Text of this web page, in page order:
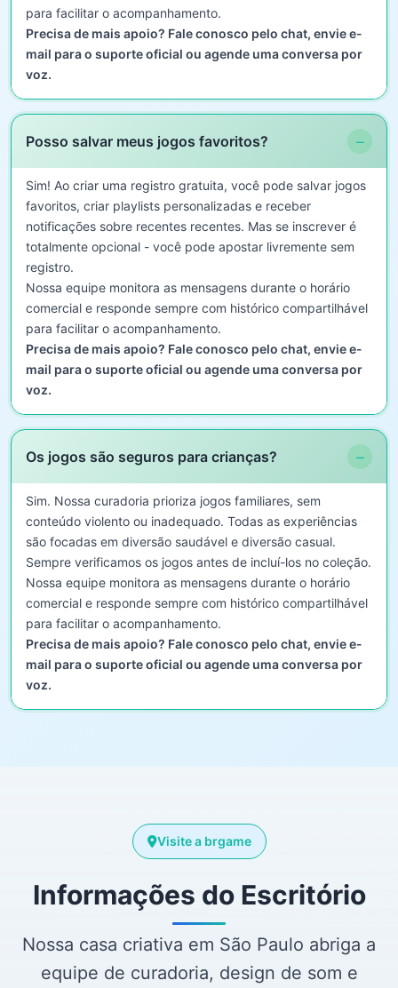
para facilitar o acompanhamento.
Precisa de mais apoio? Fale conosco pelo chat, envie e-
mail para o suporte oficial ou agende uma conversa por
voz.
Posso salvar meus jogos favoritos? −
Sim! Ao criar uma registro gratuita, você pode salvar jogos
favoritos, criar playlists personalizadas e receber
notificações sobre recentes recentes. Mas se inscrever é
totalmente opcional - você pode apostar livremente sem
registro.
Nossa equipe monitora as mensagens durante o horário
comercial e responde sempre com histórico compartilhável
para facilitar o acompanhamento.
Precisa de mais apoio? Fale conosco pelo chat, envie e-
mail para o suporte oficial ou agende uma conversa por
voz.
Os jogos são seguros para crianças? −
Sim. Nossa curadoria prioriza jogos familiares, sem
conteúdo violento ou inadequado. Todas as experiências
são focadas em diversão saudável e diversão casual.
Sempre verificamos os jogos antes de incluí-los no coleção.
Nossa equipe monitora as mensagens durante o horário
comercial e responde sempre com histórico compartilhável
para facilitar o acompanhamento.
Precisa de mais apoio? Fale conosco pelo chat, envie e-
mail para o suporte oficial ou agende uma conversa por
voz.
Visite a brgame
Informações do Escritório
Nossa casa criativa em São Paulo abriga a
equipe de curadoria, design de som e